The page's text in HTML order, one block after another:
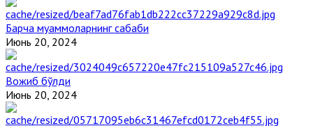
Барча муаммоларнинг сабаби
Июнь 20, 2024
Вожиб бўлди
Июнь 20, 2024